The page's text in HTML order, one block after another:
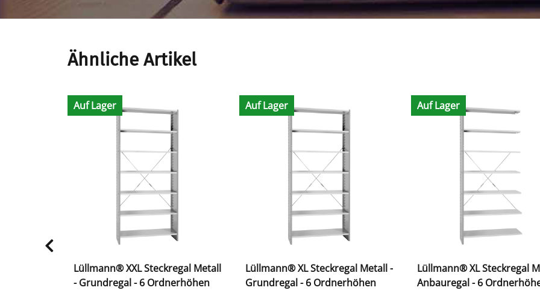
Ähnliche Artikel
Auf Lager
Lüllmann® XXL Steckregal Metall
- Grundregal - 6 Ordnerhöhen
Auf Lager
Lüllmann® XL Steckregal Metall -
Grundregal - 6 Ordnerhöhen
Auf Lager
Lüllmann® XL Steckregal
Anbauregal - 6